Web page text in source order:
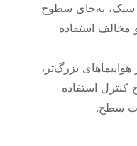
سبک، به‌جای سطوح
مخالف استفاده
هواپیماهای بزرگ‌تر،
کنترل استفاده
سطح.